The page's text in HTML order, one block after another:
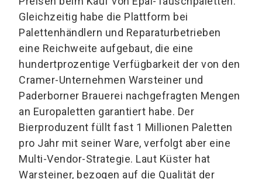
Gleichzeitig habe die Plattform bei
Palettenhändlern und Reparaturbetrieben
eine Reichweite aufgebaut, die eine
hundertprozentige Verfügbarkeit der von den
Cramer-Unternehmen Warsteiner und
Paderborner Brauerei nachgefragten Mengen
an Europaletten garantiert habe. Der
Bierproduzent füllt fast 1 Millionen Paletten
pro Jahr mit seiner Ware, verfolgt aber eine
Multi-Vendor-Strategie. Laut Küster hat
Warsteiner, bezogen auf die Qualität der